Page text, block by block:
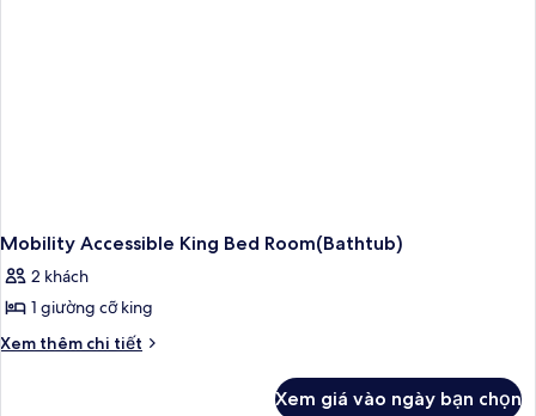
lò
sóng
Mobility Accessible King Bed Room(Bathtub)
2 khách
1 giường cỡ king
Xem thêm chi tiết
Chi
Xem giá vào ngày bạn chọn